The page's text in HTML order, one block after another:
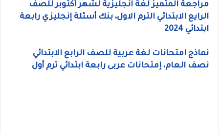
مراجعة المتميز لغة انجليزية لشهر أكتوبر للصف
الرايع الابتدائي الترم الاول، بنك أسئلة إنجليزي رابعة
ابتدائي 2024
نماذج امتحانات لغة عربية للصف الرابع الابتدائي
نصف العام، إمتحانات عربى رابعة ابتدائي ترم أول